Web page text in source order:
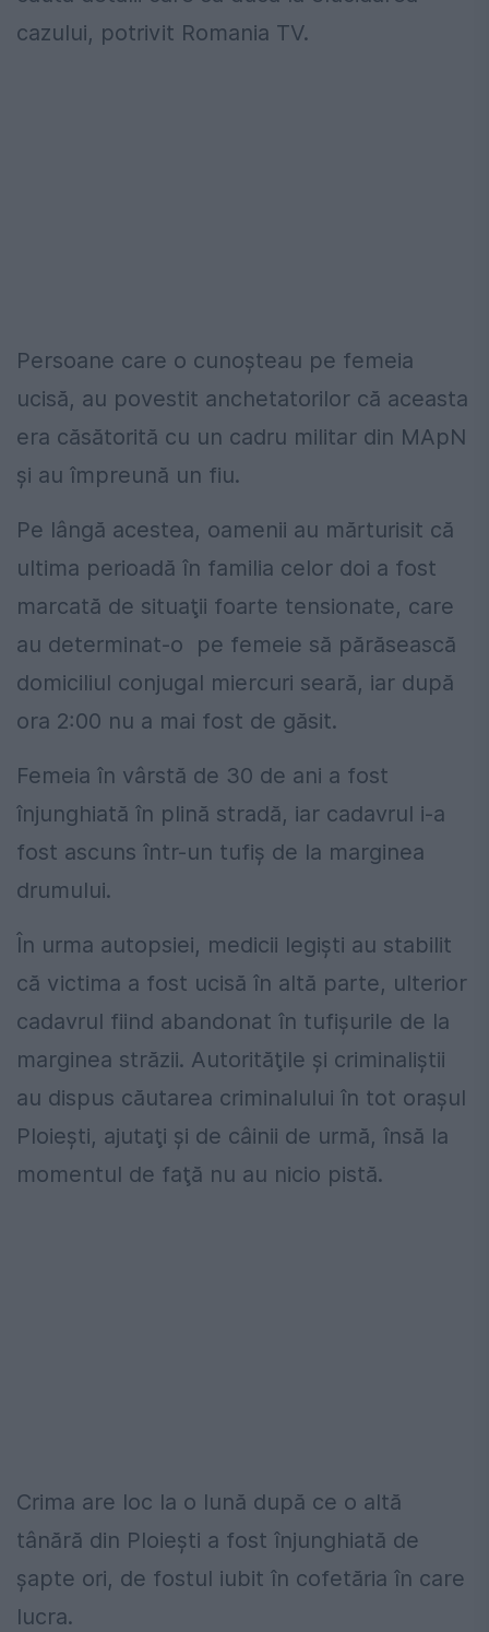
cazului, potrivit Romania TV.
Persoane care o cunoşteau pe femeia
ucisă, au povestit anchetatorilor că aceasta
era căsătorită cu un cadru militar din MApN
şi au împreună un fiu.
Pe lângă acestea, oamenii au mărturisit că
ultima perioadă în familia celor doi a fost
marcată de situaţii foarte tensionate, care
au determinat-o pe femeie să părăsească
domiciliul conjugal miercuri seară, iar după
ora 2:00 nu a mai fost de găsit.
Femeia în vârstă de 30 de ani a fost
înjunghiată în plină stradă, iar cadavrul i-a
fost ascuns într-un tufiş de la marginea
drumului.
În urma autopsiei, medicii legişti au stabilit
că victima a fost ucisă în altă parte, ulterior
cadavrul fiind abandonat în tufişurile de la
marginea străzii. Autorităţile şi criminaliştii
au dispus căutarea criminalului în tot oraşul
Ploieşti, ajutaţi şi de câinii de urmă, însă la
momentul de faţă nu au nicio pistă.
Crima are loc la o lună după ce o altă
tânără din Ploieşti a fost înjunghiată de
şapte ori, de fostul iubit în cofetăria în care
lucra.